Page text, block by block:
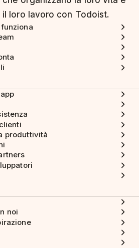
il loro lavoro con Todoist.
produttività
noi